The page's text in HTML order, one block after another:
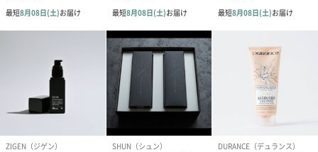
い合わせ先または皮膚科専門医等にご相談されること
み、刺激、色抜け（白斑等）や黒ずみ等の異常があら
われた場合。（２）使用した肌に、直射日光があたっ
て（１）のような異常があらわれた場合。
●傷やはれもの、しっしん等、異常のある部位にはお使
いにならないでください。
●目に入った場合にはこすらずすぐに洗い流してくださ
い。目に異物感が残る場合は専門機関等へご相談され
ることをおすすめします。
●使用後は必ずしっかり蓋を締めてください。
●開封後はなるべくお早めにご使用ください。